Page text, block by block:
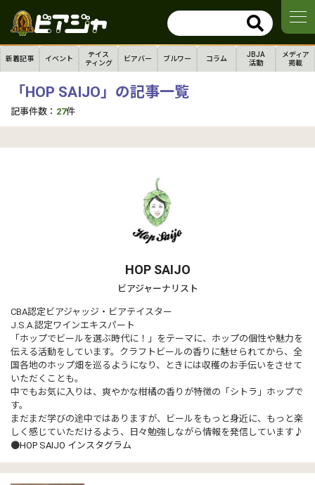
新着記事 イベント
テイス
ティング
ビアバー ブルワー コラム
JBJA
活動
メディア
掲載
「HOP SAIJO」の記事一覧
記事件数： 27件
HOP SAIJO
ビアジャーナリスト
CBA認定ビアジャッジ・ビアテイスター
J.S.A.認定ワインエキスパート
「ホップでビールを選ぶ時代に！」をテーマに、ホップの個性や魅力を
伝える活動をしています。クラフトビールの香りに魅せられてから、全
国各地のホップ畑を巡るようになり、ときには収穫のお手伝いをさせて
いただくことも。
中でもお気に入りは、爽やかな柑橘の香りが特徴の「シトラ」ホップで
す。
まだまだ学びの途中ではありますが、ビールをもっと身近に、もっと楽
しく感じていただけるよう、日々勉強しながら情報を発信しています♪
●HOP SAIJO インスタグラム